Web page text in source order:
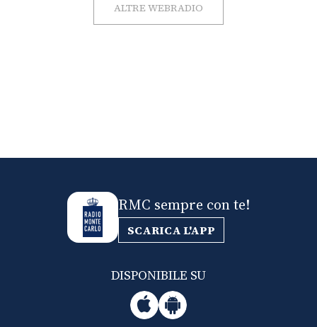
ALTRE WEBRADIO
RMC sempre con te!
SCARICA L'APP
DISPONIBILE SU